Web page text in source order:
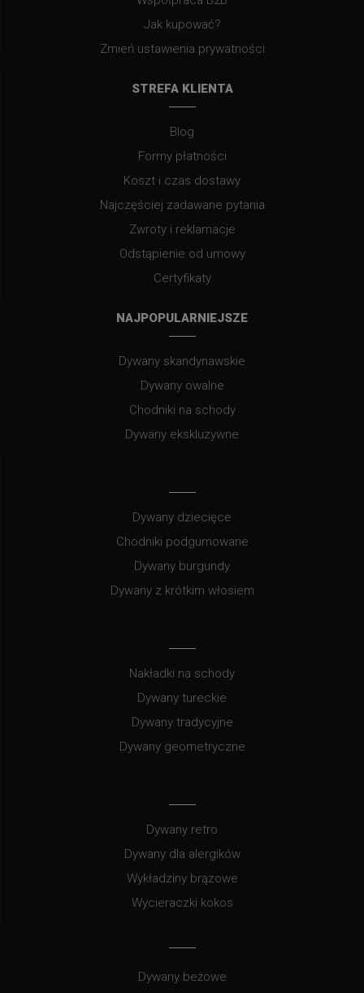
Jak kupować?
Zmień ustawienia prywatności
STREFA KLIENTA
Blog
Formy płatności
Koszt i czas dostawy
Najczęściej zadawane pytania
Zwroty i reklamacje
Odstąpienie od umowy
Certyfikaty
NAJPOPULARNIEJSZE
Dywany skandynawskie
Dywany owalne
Chodniki na schody
Dywany ekskluzywne
Dywany dziecięce
Chodniki podgumowane
Dywany burgundy
Dywany z krótkim włosiem
Nakładki na schody
Dywany tureckie
Dywany tradycyjne
Dywany geometryczne
Dywany retro
Dywany dla alergików
Wykładziny brązowe
Wycieraczki kokos
Dywany beżowe